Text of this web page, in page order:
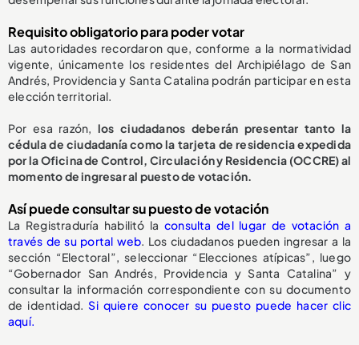
Requisito obligatorio para poder votar
Las autoridades recordaron que, conforme a la normatividad
vigente, únicamente los residentes del Archipiélago de San
Andrés, Providencia y Santa Catalina podrán participar en esta
elección territorial.
Por esa razón,los ciudadanos deberán presentar tanto la
cédula de ciudadanía como la tarjeta de residencia expedida
por la Oficina de Control, Circulación y Residencia (OCCRE) al
momento de ingresar al puesto de votación.
Así puede consultar su puesto de votación
La Registraduría habilitó laconsulta del lugar de votación a
través de su portal web. Los ciudadanos pueden ingresar a la
sección “Electoral”, seleccionar “Elecciones atípicas”, luego
“Gobernador San Andrés, Providencia y Santa Catalina” y
consultar la información correspondiente con su documento
de identidad.Si quiere conocer su puesto puede hacer clic
aquí.